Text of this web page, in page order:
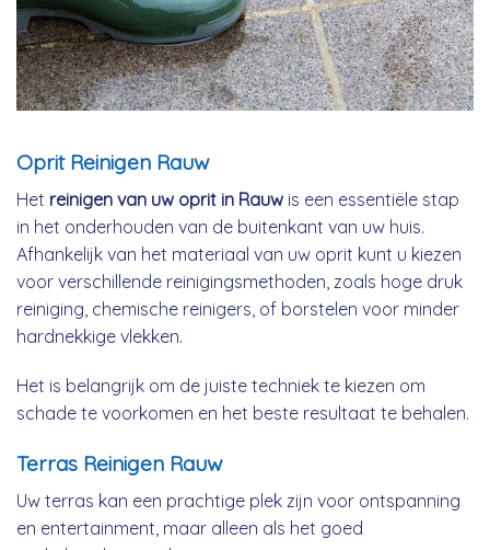
Oprit Reinigen Rauw
Het reinigen van uw oprit in Rauw is een essentiële stap
in het onderhouden van de buitenkant van uw huis.
Afhankelijk van het materiaal van uw oprit kunt u kiezen
voor verschillende reinigingsmethoden, zoals hoge druk
reiniging, chemische reinigers, of borstelen voor minder
hardnekkige vlekken.
Het is belangrijk om de juiste techniek te kiezen om
schade te voorkomen en het beste resultaat te behalen.
Terras Reinigen Rauw
Uw terras kan een prachtige plek zijn voor ontspanning
en entertainment, maar alleen als het goed